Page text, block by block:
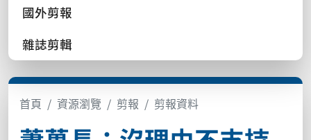
國外剪報
雜誌剪輯
首頁 資源瀏覽 剪報 剪報資料